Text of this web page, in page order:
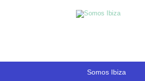
Somos Ibiza